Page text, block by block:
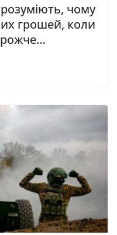
чому
грошей, коли